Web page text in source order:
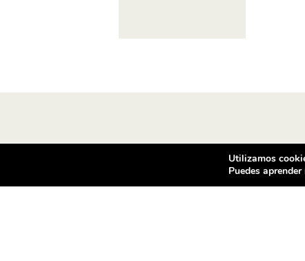
Utilizamos
Puedes